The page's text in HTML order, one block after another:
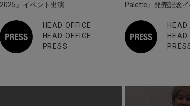
2025』イベント出演
HEAD OFFICE
HEAD OFFICE
PRESS
Palette』発売記念イ
HEAD
HEAD